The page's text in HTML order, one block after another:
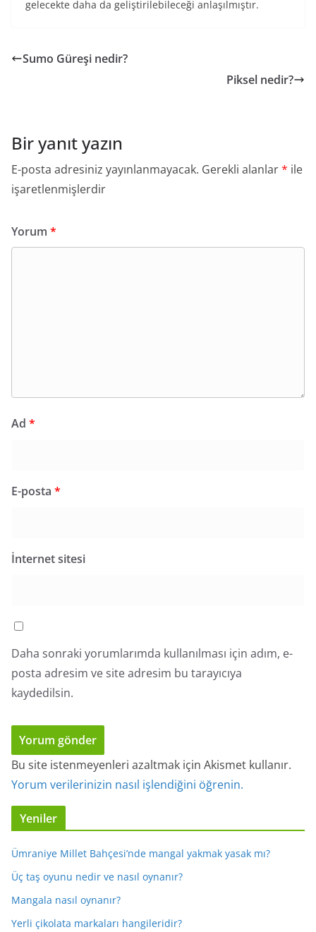
gelecekte daha da geliştirilebileceği anlaşılmıştır.
Sumo Güreşi nedir?
Piksel nedir?
Bir yanıt yazın
E-posta adresiniz yayınlanmayacak. Gerekli alanlar* ile
işaretlenmişlerdir
Yorum *
Ad *
E-posta *
İnternet sitesi
Daha sonraki yorumlarımda kullanılması için adım, e-
posta adresim ve site adresim bu tarayıcıya
kaydedilsin.
Bu site istenmeyenleri azaltmak için Akismet kullanır.
Yorum verilerinizin nasıl işlendiğini öğrenin.
Yeniler
Ümraniye Millet Bahçesi’nde mangal yakmak yasak mı?
Üç taş oyunu nedir ve nasıl oynanır?
Mangala nasıl oynanır?
Yerli çikolata markaları hangileridir?